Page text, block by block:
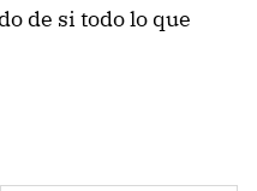
de si todo lo que